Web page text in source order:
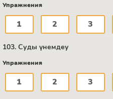
Упражнения
1 2 3
103. Суды үнемдеу
Упражнения
1 2 3